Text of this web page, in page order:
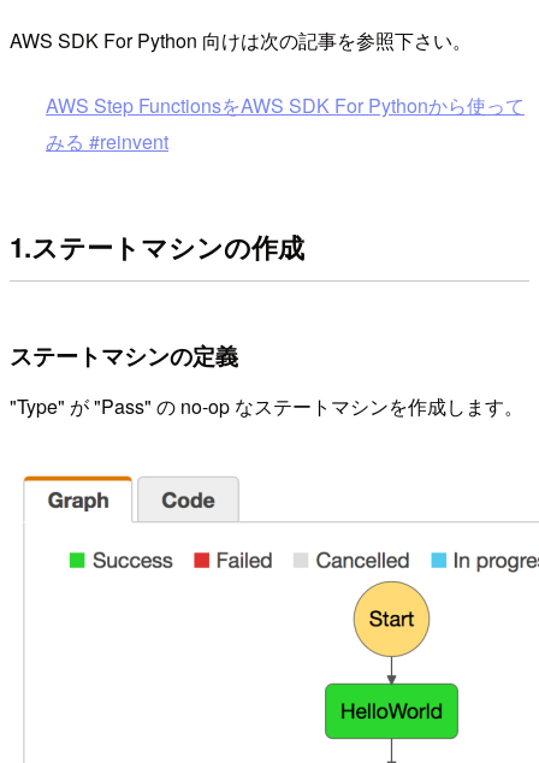
AWS SDK For Python 向けは次の記事を参照下さい。
AWS Step FunctionsをAWS SDK For Pythonから使って
みる #reinvent
1.ステートマシンの作成
ステートマシンの定義
"Type" が "Pass" の no-op なステートマシンを作成します。